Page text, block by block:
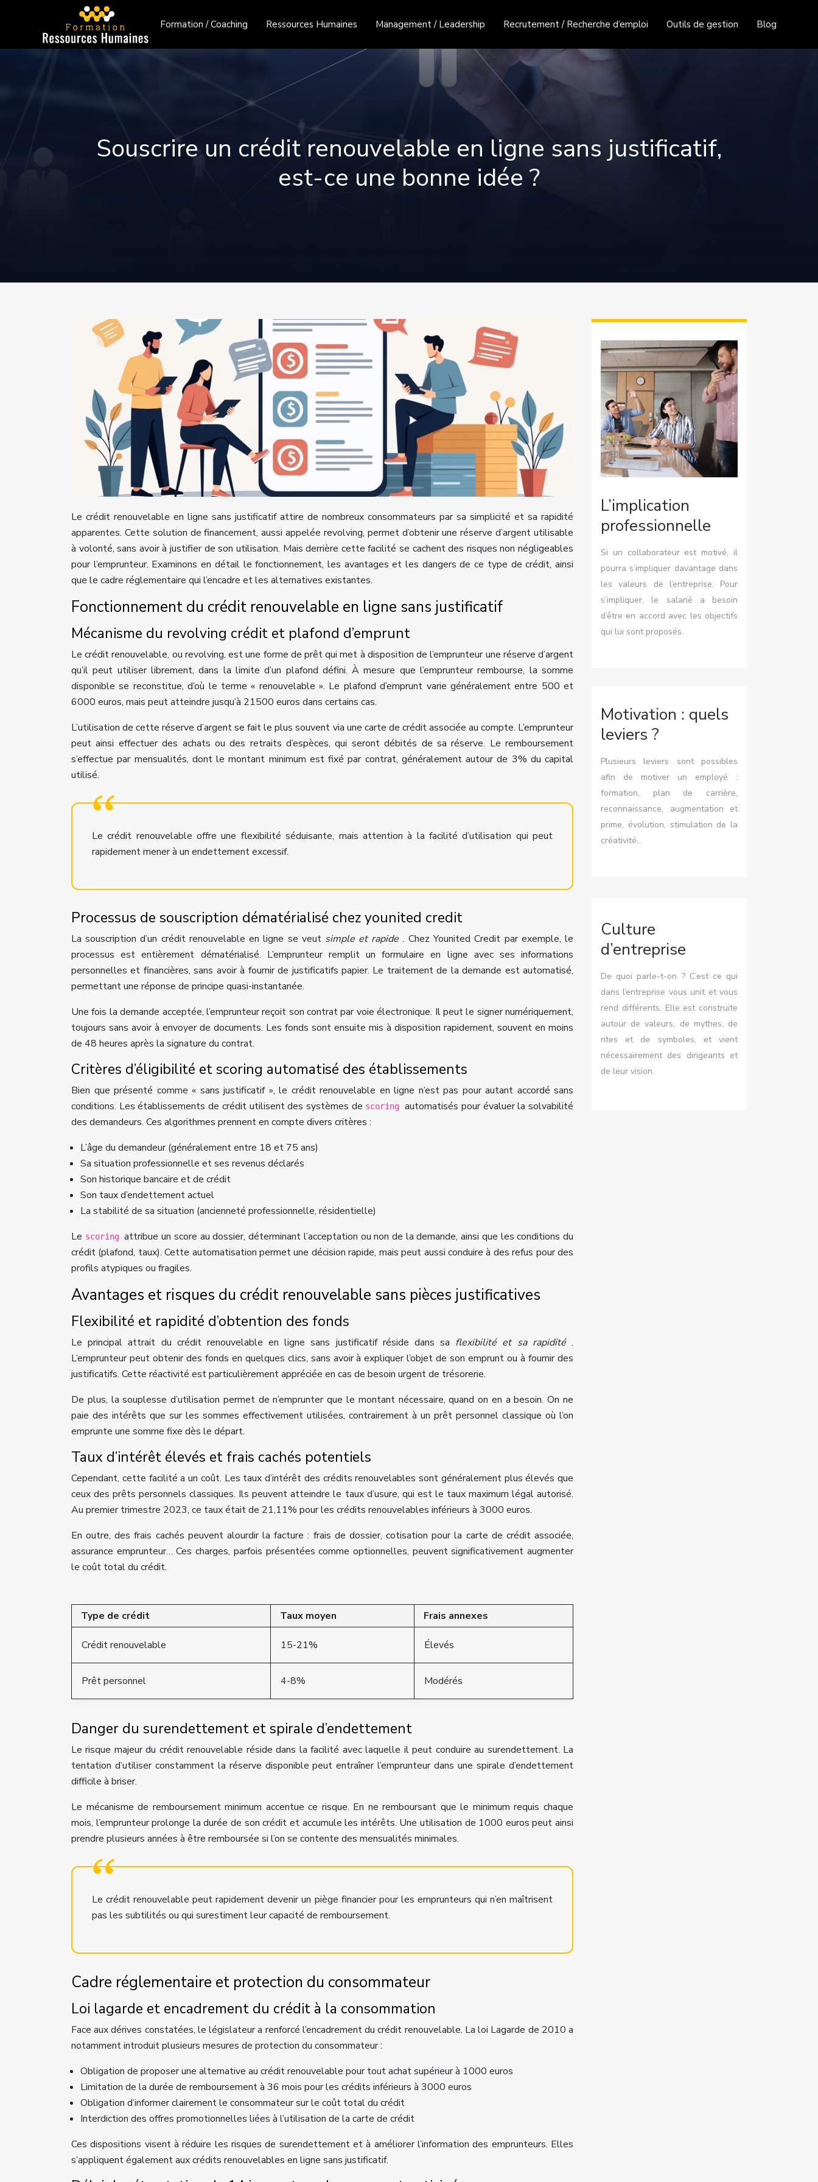
Formation / Coaching Ressources Humaines Management / Leadership Recrutement / Recherche d’emploi Outils de gestion Blog
Souscrire un crédit renouvelable en ligne sans justificatif,
est-ce une bonne idée ?
Le crédit renouvelable en ligne sans justificatif attire de nombreux consommateurs par sa simplicité et sa rapidité
apparentes. Cette solution de financement, aussi appelée revolving, permet d’obtenir une réserve d’argent utilisable
à volonté, sans avoir à justifier de son utilisation. Mais derrière cette facilité se cachent des risques non négligeables
pour l’emprunteur. Examinons en détail le fonctionnement, les avantages et les dangers de ce type de crédit, ainsi
que le cadre réglementaire qui l’encadre et les alternatives existantes.
Fonctionnement du crédit renouvelable en ligne sans justificatif
Mécanisme du revolving crédit et plafond d’emprunt
Le crédit renouvelable, ou revolving, est une forme de prêt qui met à disposition de l’emprunteur une réserve d’argent
qu’il peut utiliser librement, dans la limite d’un plafond défini. À mesure que l’emprunteur rembourse, la somme
disponible se reconstitue, d’où le terme « renouvelable ». Le plafond d’emprunt varie généralement entre 500 et
6000 euros, mais peut atteindre jusqu’à 21500 euros dans certains cas.
L’utilisation de cette réserve d’argent se fait le plus souvent via une carte de crédit associée au compte. L’emprunteur
peut ainsi effectuer des achats ou des retraits d’espèces, qui seront débités de sa réserve. Le remboursement
s’effectue par mensualités, dont le montant minimum est fixé par contrat, généralement autour de 3% du capital
utilisé.
Le crédit renouvelable offre une flexibilité séduisante, mais attention à la facilité d’utilisation qui peut
rapidement mener à un endettement excessif.
Processus de souscription dématérialisé chez younited credit
La souscription d’un crédit renouvelable en ligne se veut simple et rapide . Chez Younited Credit par exemple, le
processus est entièrement dématérialisé. L’emprunteur remplit un formulaire en ligne avec ses informations
personnelles et financières, sans avoir à fournir de justificatifs papier. Le traitement de la demande est automatisé,
permettant une réponse de principe quasi-instantanée.
Une fois la demande acceptée, l’emprunteur reçoit son contrat par voie électronique. Il peut le signer numériquement,
toujours sans avoir à envoyer de documents. Les fonds sont ensuite mis à disposition rapidement, souvent en moins
de 48 heures après la signature du contrat.
Critères d’éligibilité et scoring automatisé des établissements
Bien que présenté comme « sans justificatif », le crédit renouvelable en ligne n’est pas pour autant accordé sans
conditions. Les établissements de crédit utilisent des systèmes de scoringautomatisés pour évaluer la solvabilité
des demandeurs. Ces algorithmes prennent en compte divers critères :
L’âge du demandeur (généralement entre 18 et 75 ans)
Sa situation professionnelle et ses revenus déclarés
Son historique bancaire et de crédit
Son taux d’endettement actuel
La stabilité de sa situation (ancienneté professionnelle, résidentielle)
Le scoringattribue un score au dossier, déterminant l’acceptation ou non de la demande, ainsi que les conditions du
crédit (plafond, taux). Cette automatisation permet une décision rapide, mais peut aussi conduire à des refus pour des
profils atypiques ou fragiles.
Avantages et risques du crédit renouvelable sans pièces justificatives
Flexibilité et rapidité d’obtention des fonds
Le principal attrait du crédit renouvelable en ligne sans justificatif réside dans sa flexibilité et sa rapidité.
L’emprunteur peut obtenir des fonds en quelques clics, sans avoir à expliquer l’objet de son emprunt ou à fournir des
justificatifs. Cette réactivité est particulièrement appréciée en cas de besoin urgent de trésorerie.
De plus, la souplesse d’utilisation permet de n’emprunter que le montant nécessaire, quand on en a besoin. On ne
paie des intérêts que sur les sommes effectivement utilisées, contrairement à un prêt personnel classique où l’on
emprunte une somme fixe dès le départ.
Taux d’intérêt élevés et frais cachés potentiels
Cependant, cette facilité a un coût. Les taux d’intérêt des crédits renouvelables sont généralement plus élevés que
ceux des prêts personnels classiques. Ils peuvent atteindre le taux d’usure, qui est le taux maximum légal autorisé.
Au premier trimestre 2023, ce taux était de 21,11% pour les crédits renouvelables inférieurs à 3000 euros.
En outre, des frais cachés peuvent alourdir la facture : frais de dossier, cotisation pour la carte de crédit associée,
assurance emprunteur… Ces charges, parfois présentées comme optionnelles, peuvent significativement augmenter
le coût total du crédit.
Type de crédit Taux moyen Frais annexes
Crédit renouvelable 15-21% Élevés
Prêt personnel 4-8% Modérés
Danger du surendettement et spirale d’endettement
Le risque majeur du crédit renouvelable réside dans la facilité avec laquelle il peut conduire au surendettement. La
tentation d’utiliser constamment la réserve disponible peut entraîner l’emprunteur dans une spirale d’endettement
difficile à briser.
Le mécanisme de remboursement minimum accentue ce risque. En ne remboursant que le minimum requis chaque
mois, l’emprunteur prolonge la durée de son crédit et accumule les intérêts. Une utilisation de 1000 euros peut ainsi
prendre plusieurs années à être remboursée si l’on se contente des mensualités minimales.
Le crédit renouvelable peut rapidement devenir un piège financier pour les emprunteurs qui n’en maîtrisent
pas les subtilités ou qui surestiment leur capacité de remboursement.
Cadre réglementaire et protection du consommateur
Loi lagarde et encadrement du crédit à la consommation
Face aux dérives constatées, le législateur a renforcé l’encadrement du crédit renouvelable. La loi Lagarde de 2010 a
notamment introduit plusieurs mesures de protection du consommateur :
Obligation de proposer une alternative au crédit renouvelable pour tout achat supérieur à 1000 euros
Limitation de la durée de remboursement à 36 mois pour les crédits inférieurs à 3000 euros
Obligation d’informer clairement le consommateur sur le coût total du crédit
Interdiction des offres promotionnelles liées à l’utilisation de la carte de crédit
Ces dispositions visent à réduire les risques de surendettement et à améliorer l’information des emprunteurs. Elles
s’appliquent également aux crédits renouvelables en ligne sans justificatif.
L’implication
professionnelle
Si un collaborateur est motivé, il
pourra s’impliquer davantage dans
les valeurs de l’entreprise. Pour
s’impliquer, le salarié a besoin
d’être en accord avec les objectifs
qui lui sont proposés.
Motivation : quels
leviers ?
Plusieurs leviers sont possibles
afin de motiver un employé :
formation, plan de carrière,
reconnaissance, augmentation et
prime, évolution, stimulation de la
créativité…
Culture
d’entreprise
De quoi parle-t-on ? C’est ce qui
dans l’entreprise vous unit et vous
rend différents. Elle est construite
autour de valeurs, de mythes, de
rites et de symboles, et vient
nécessairement des dirigeants et
de leur vision.